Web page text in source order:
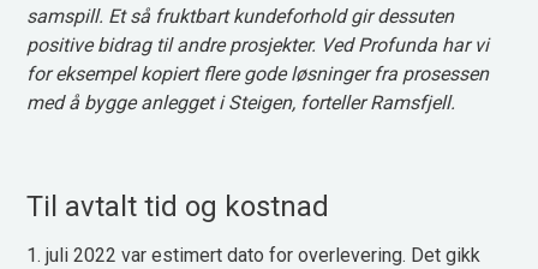
samspill. Et så fruktbart kundeforhold gir dessuten
positive bidrag til andre prosjekter. Ved Profunda har vi
for eksempel kopiert flere gode løsninger fra prosessen
med å bygge anlegget i Steigen, forteller Ramsfjell.
Til avtalt tid og kostnad
1. juli 2022 var estimert dato for overlevering. Det gikk